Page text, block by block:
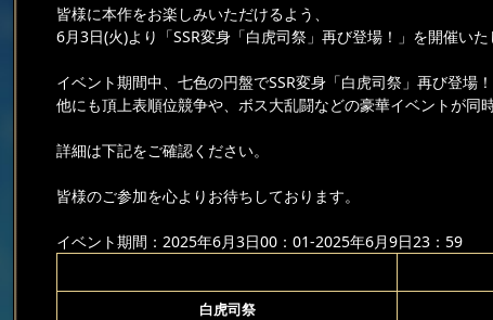
皆様に本作をお楽しみいただけるよう、
6月3日(火)より「SSR変身「白虎司祭」再び登場！」を開催いた
イベント期間中、七色の円盤でSSR変身「白虎司祭」再び登場！
他にも頂上表順位競争や、ボス大乱闘などの豪華イベントが同
詳細は下記をご確認ください。
皆様のご参加を心よりお待ちしております。
イベント期間：2025年6月3日00：01-2025年6月9日23：59
白虎司祭